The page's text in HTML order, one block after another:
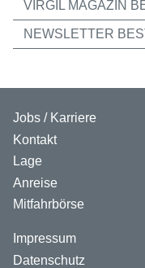
VIRGIL MAGAZIN
NEWSLETTER
Jobs / Karriere
Kontakt
Lage
Anreise
Mitfahrbörse
Impressum
Datenschutz